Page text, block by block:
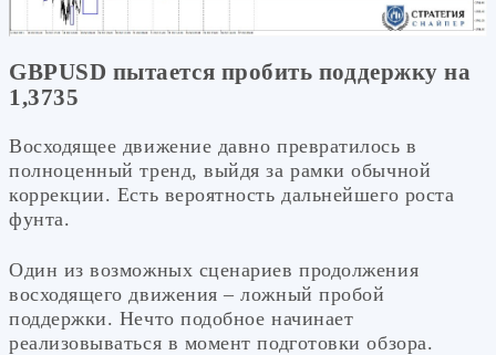
GBPUSD пытается пробить поддержку на
1,3735
Восходящее движение давно превратилось в
полноценный тренд, выйдя за рамки обычной
коррекции. Есть вероятность дальнейшего роста
фунта.
Один из возможных сценариев продолжения
восходящего движения – ложный пробой
поддержки. Нечто подобное начинает
реализовываться в момент подготовки обзора.